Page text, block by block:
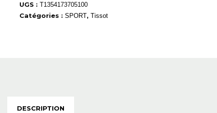
UGS : T1354173705100
Catégories : SPORT, Tissot
DESCRIPTION